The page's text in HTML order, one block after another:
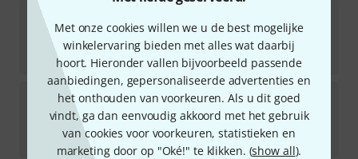
Met onze cookies willen we u de best mogelijke
winkelervaring bieden met alles wat daarbij
hoort. Hieronder vallen bijvoorbeeld passende
aanbiedingen, gepersonaliseerde advertenties en
het onthouden van voorkeuren. Als u dit goed
vindt, ga dan eenvoudig akkoord met het gebruik
van cookies voor voorkeuren, statistieken en
marketing door op "Oké!" te klikken. (show all).
3
Direct leverbaar
€32
DefenderNano ER M
2
Direct leverbaar
€ 32